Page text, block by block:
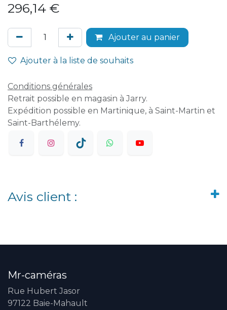
296,14 €
Ajouter au panier
Ajouter à la liste de souhaits
Conditions générales
Retrait possible en magasin à Jarry.
Expédition possible en Martinique, à Saint-Martin et
Saint-Barthélemy.
Avis client :
Mr-caméras
Rue Hubert Jasor
97122 Baie-Mahault